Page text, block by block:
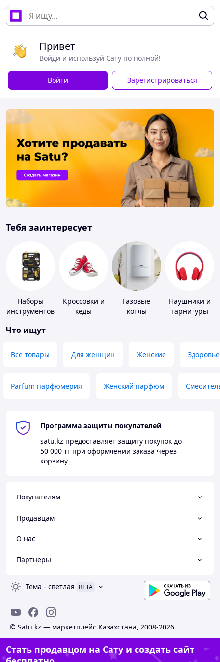
Привет
Войди и используй Сату по полной!
Войти Зарегистрироваться
Тебя заинтересует
Наборы
инструментов
Кроссовки и
кеды
Газовые
котлы
Наушники и
гарнитуры
Что ищут
Все товары Для женщин Женские Здоровье
Parfum парфюмерия Женский парфюм
Программа защиты покупателей
satu.kz предоставляет защиту покупок до
50 000 тг при оформлении заказа через
корзину.
Покупателям
Продавцам
О нас
Партнеры
Тема - светлая BETA
© Satu.kz — маркетплейс Казахстана, 2008-2026
Стать продавцом на Сату и создать сайт